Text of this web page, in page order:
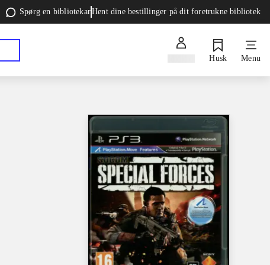
Spørg en bibliotekarHent dine bestillinger på dit foretrukne bibliotek
Husk Menu